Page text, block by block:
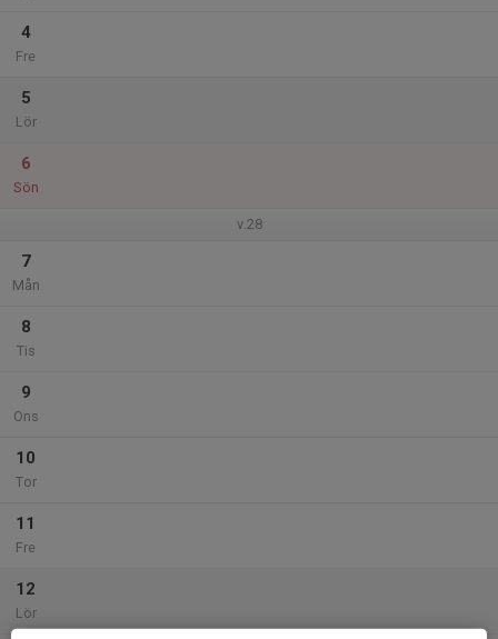
4
Fre
5
Lör
6
Sön
v.28
7
Mån
8
Tis
9
Ons
10
Tor
11
Fre
12
Lör